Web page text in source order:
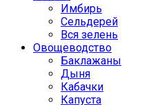
Имбирь
Сельдерей
Вся зелень
Овощеводство
Баклажаны
Дыня
Кабачки
Капуста